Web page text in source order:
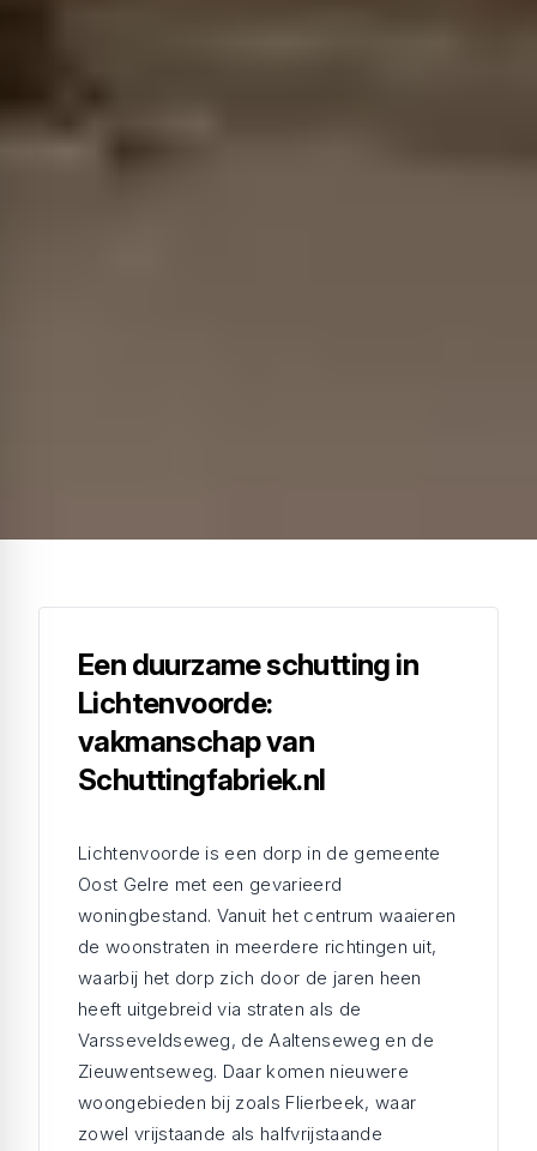
Een duurzame schutting in
Lichtenvoorde:
vakmanschap van
Schuttingfabriek.nl
Lichtenvoorde is een dorp in de gemeente
Oost Gelre met een gevarieerd
woningbestand. Vanuit het centrum waaieren
de woonstraten in meerdere richtingen uit,
waarbij het dorp zich door de jaren heen
heeft uitgebreid via straten als de
Varsseveldseweg, de Aaltenseweg en de
Zieuwentseweg. Daar komen nieuwere
woongebieden bij zoals Flierbeek, waar
zowel vrijstaande als halfvrijstaande